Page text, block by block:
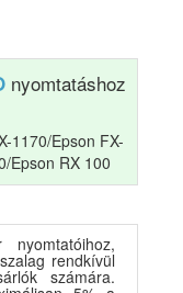
nyomtatáshoz
1170/Epson FX-
Epson RX 100
rendkívül
számára.